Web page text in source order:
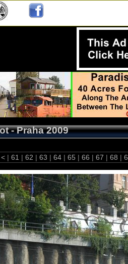
- Praha 2009
< | 61 | 62 | 63 | 64 | 65 | 66 | 67 | 68 |